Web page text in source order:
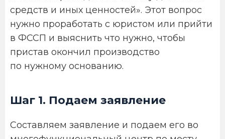
средств и иных ценностей». Этот вопрос
нужно проработать с юристом или прийти
в ФССП и выяснить что нужно, чтобы
пристав окончил производство
по нужному основанию.
Шаг 1. Подаем заявление
Составляем заявление и подаем его во